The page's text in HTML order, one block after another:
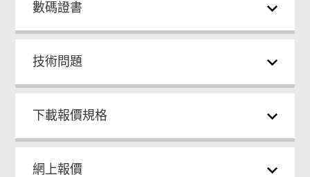
數碼證書
技術問題
下載報價規格
網上報價